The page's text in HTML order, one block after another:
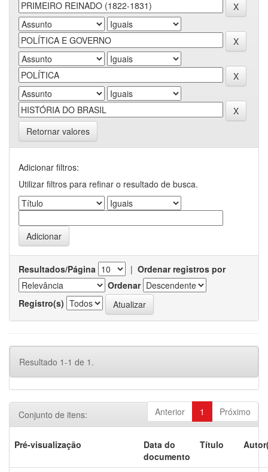
Retornar valores
Adicionar filtros:
Utilizar filtros para refinar o resultado de busca.
Resultados/Página | Ordenar registros por
Ordenar
Registro(s)
Resultado 1-1 de 1.
Anterior 1 Próximo
Conjunto de itens:
Pré-visualização
Data do
documento
Título